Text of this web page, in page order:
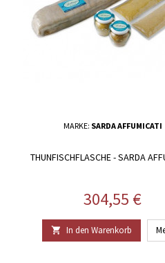
MARKE: SARDA AFFUMICATI
THUNFISCHFLASCHE - SARDA
Preis
304,55 €
 In den Warenkorb